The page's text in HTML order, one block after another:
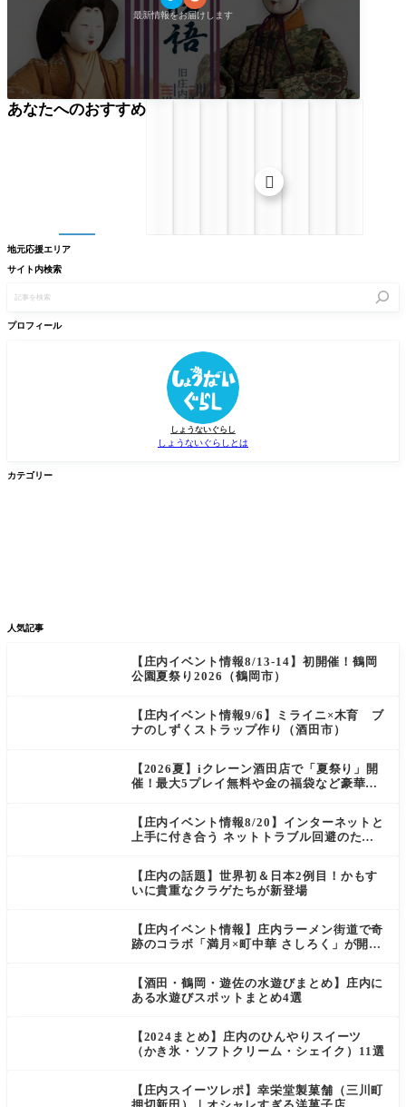
最新情報をお届けします
地元応援エリア
サイト内検索
検
プロフィール
しょうないぐらし
しょうないぐらしとは
カテゴリー
人気記事
【庄内イベント情報8/13-14】初開催！鶴岡
公園夏祭り2026（鶴岡市）
【庄内イベント情報9/6】ミライニ×木育 ブ
ナのしずくストラップ作り（酒田市）
【2026夏】iクレーン酒田店で「夏祭り」開
催！最大5プレイ無料や金の福袋など豪華企
【庄内イベント情報8/20】インターネットと
上手に付き合う ネットトラブル回避のため
【庄内の話題】世界初＆日本2例目！かもす
いに貴重なクラゲたちが新登場
【庄内イベント情報】庄内ラーメン街道で奇
跡のコラボ「満月×町中華 さしろく」が開催
【酒田・鶴岡・遊佐の水遊びまとめ】庄内に
ある水遊びスポットまとめ4選
【2024まとめ】庄内のひんやりスイーツ
（かき氷・ソフトクリーム・シェイク）11選
【庄内スイーツレポ】幸栄堂製菓舗（三川町
あなたへのおすすめ
